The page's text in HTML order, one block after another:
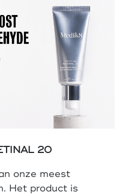
20
onze meest
Het product is